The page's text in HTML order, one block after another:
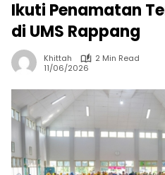
Ikuti Penamatan
di UMS Rappang
Khittah
2 Min Read
11/06/2026